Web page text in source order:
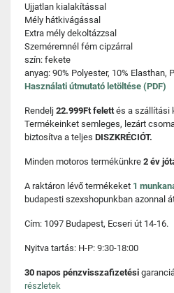
Ujjatlan kialakítással
Mély hátkivágással
Extra mély dekoltázzsal
Szeméremnél fém cipzárral
szín: fekete
anyag: 90% Polyester, 10% Elasthan,
Használati útmutató letöltése (PDF)
Rendelj 22.999Ft felettés a szállítási
Termékeinket semleges, lezárt
biztosítva a teljes DISZKRÉCIÓT.
Minden motoros termékünkre 2 év
A raktáron lévő termékeket 1
budapesti szexshopunkban azonnal
Cím: 1097 Budapest, Ecseri út 14-16.
Nyitva tartás: H-P: 9:30-18:00
30 napos pénzvisszafizetési
részletek